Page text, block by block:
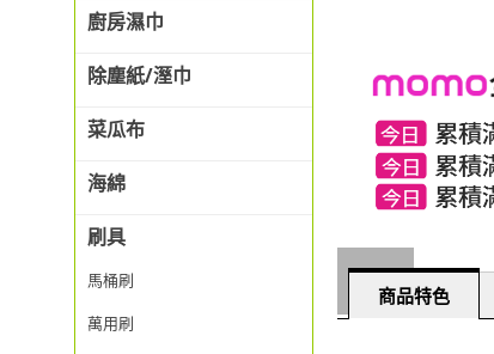
廚房濕巾
除塵紙/溼巾
菜瓜布
海綿
刷具
馬桶刷
萬用刷
商品特色